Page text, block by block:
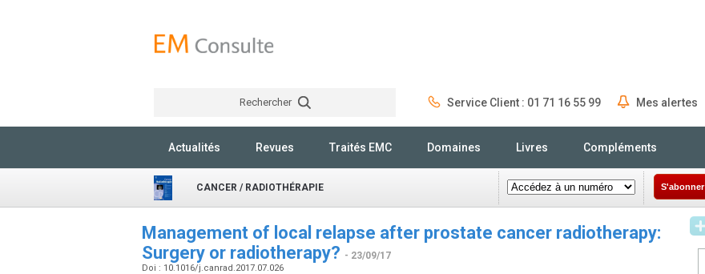
Rechercher Service Client : 01 71 16 55 99 Mes alertes
Actualités Revues Traités EMC Domaines Livres Compléments
CANCER / RADIOTHÉRAPIE S'abonner
Management of local relapse after prostate cancer radiotherapy:
Surgery or radiotherapy? - 23/09/17
Doi : 10.1016/j.canrad.2017.07.026